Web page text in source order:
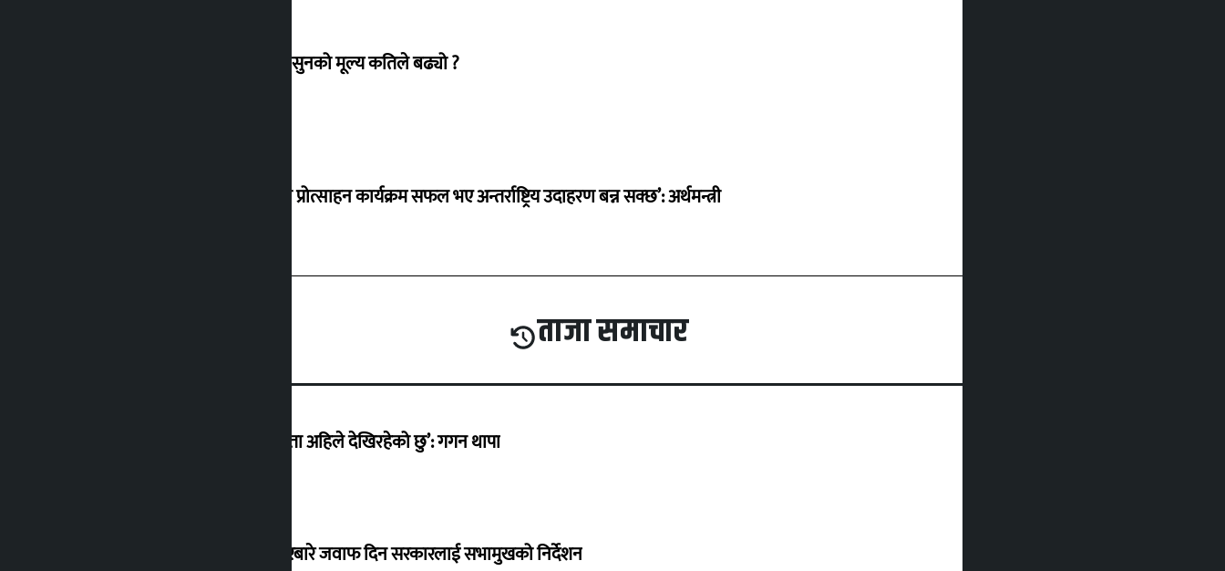
शुक्रबार सुनको मूल्य कतिले बढ्यो ?
‘करदाता प्रोत्साहन कार्यक्रम सफल भए अन्तर्राष्ट्रिय उदाहरण बन्न सक्छ’: अर्थमन्त्री
ताजा समाचार
‘देशमा कहिल्यै नभएको शासकीय अराजकता अहिले देखिरहेको छु’: गगन थापा
सांसद यादवले उठाएको ढल्केबर ट्रमा सेन्टरबारे जवाफ दिन सरकारलाई सभामुखको निर्देशन